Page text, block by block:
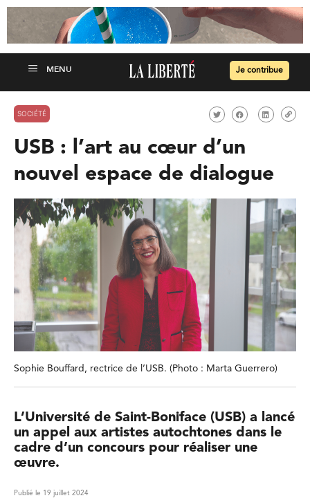
Je contribue
SOCIÉTÉ
USB : l’art au cœur d’un
nouvel espace de dialogue
Sophie Bouffard, rectrice de l’USB. (Photo : Marta Guerrero)
L’Université de Saint-Boniface (USB) a lancé
un appel aux artistes autochtones dans le
cadre d’un concours pour réaliser une
œuvre.
Publié le 19 juillet 2024